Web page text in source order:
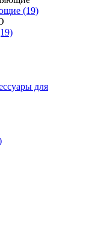
(19)
для